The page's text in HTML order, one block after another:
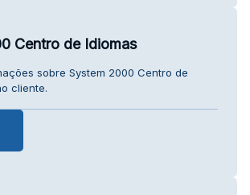
Centro de Idiomas
sobre System 2000 Centro de
cliente.